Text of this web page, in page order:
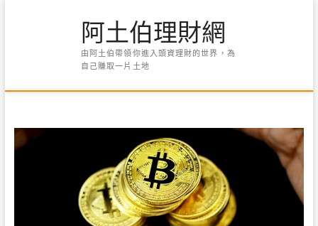
阿土伯理財網
由阿土伯帶領你進入頭資理財的世界，為
自己賺取一片土地